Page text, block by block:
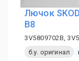
Лючок
B8
3V5809702B,
б.у. оригинал